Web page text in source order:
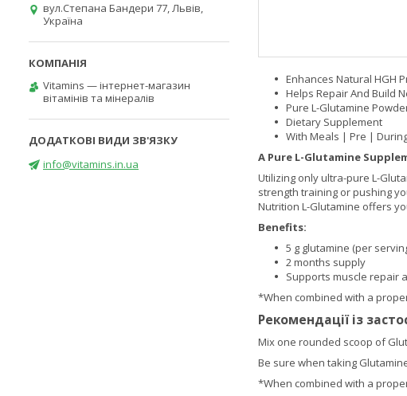
Enhances Natural HGH
Helps Repair And Build
Pure L-Glutamine
Dietary Supplement
With Meals | Pre |
A Pure L-Glutamine
Utilizing only ultra-pure L-
strength training or pushing
Nutrition L-Glutamine offers
Benefits:
5 g glutamine (per
2 months supply
Supports muscle repair
*When combined with a
Рекомендації із
Mix one rounded scoop of
Be sure when taking
*When combined with a
вул.Степана Бандери 77, Львів,
Україна
Vitamins — інтернет-магазин
вітамінів та мінералів
info@vitamins.in.ua